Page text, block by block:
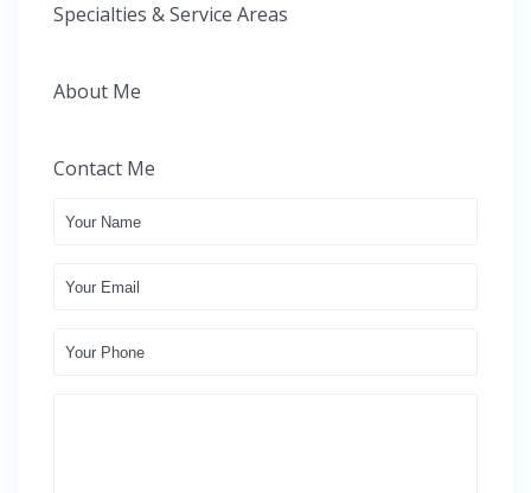
Specialties & Service Areas
About Me
Contact Me